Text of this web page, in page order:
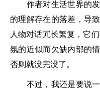
作者对生活世界的发
的理解存在的落差，导
人物对话冗长繁复，它
氛的近似而欠缺内部的
否则就没完没了。
不过，我还是要说一